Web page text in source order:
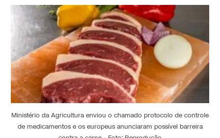
Ministério da Agricultura enviou o chamado protocolo de controle
de medicamentos e os europeus anunciaram possível barreira